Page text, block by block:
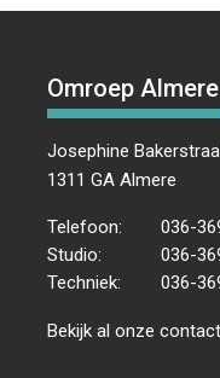
Omroep Almere
Josephine
1311 GA Almere
Telefoon:
036-
Studio:
036-
Techniek:
036-
Bekijk al onze